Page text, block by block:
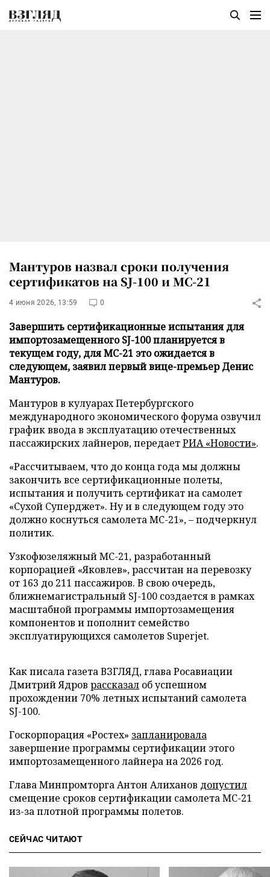
Мантуров назвал сроки получения
сертификатов на SJ-100 и МС-21
4 июня 2026, 13:59 0
Завершить сертификационные испытания для
импортозамещенного SJ-100 планируется в
текущем году, для МС-21 это ожидается в
следующем, заявил первый вице-премьер Денис
Мантуров.
Мантуров в кулуарах Петербургского
международного экономического форума озвучил
график ввода в эксплуатацию отечественных
пассажирских лайнеров, передаетРИА «Новости».
«Рассчитываем, что до конца года мы должны
закончить все сертификационные полеты,
испытания и получить сертификат на самолет
«Сухой Суперджет». Ну и в следующем году это
должно коснуться самолета МС-21», – подчеркнул
политик.
Узкофюзеляжный МС-21, разработанный
корпорацией «Яковлев», рассчитан на перевозку
от 163 до 211 пассажиров. В свою очередь,
ближнемагистральный SJ-100 создается в рамках
масштабной программы импортозамещения
компонентов и пополнит семейство
эксплуатирующихся самолетов Superjet.
Как писала газета ВЗГЛЯД, глава Росавиации
Дмитрий Ядров рассказал об успешном
прохождении 70% летных испытаний самолета
SJ-100.
Госкорпорация «Ростех» запланировала
завершение программы сертификации этого
импортозамещенного лайнера на 2026 год.
Глава Минпромторга Антон Алиханов допустил
смещение сроков сертификации самолета МС-21
из-за плотной программы полетов.
СЕЙЧАС ЧИТАЮТ